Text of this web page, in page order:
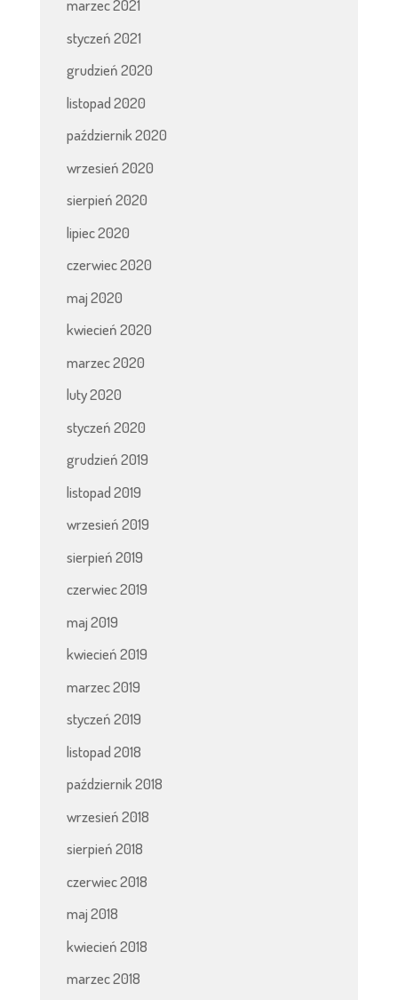
marzec 2021
styczeń 2021
grudzień 2020
listopad 2020
październik 2020
wrzesień 2020
sierpień 2020
lipiec 2020
czerwiec 2020
maj 2020
kwiecień 2020
marzec 2020
luty 2020
styczeń 2020
grudzień 2019
listopad 2019
wrzesień 2019
sierpień 2019
czerwiec 2019
maj 2019
kwiecień 2019
marzec 2019
styczeń 2019
listopad 2018
październik 2018
wrzesień 2018
sierpień 2018
czerwiec 2018
maj 2018
kwiecień 2018
marzec 2018